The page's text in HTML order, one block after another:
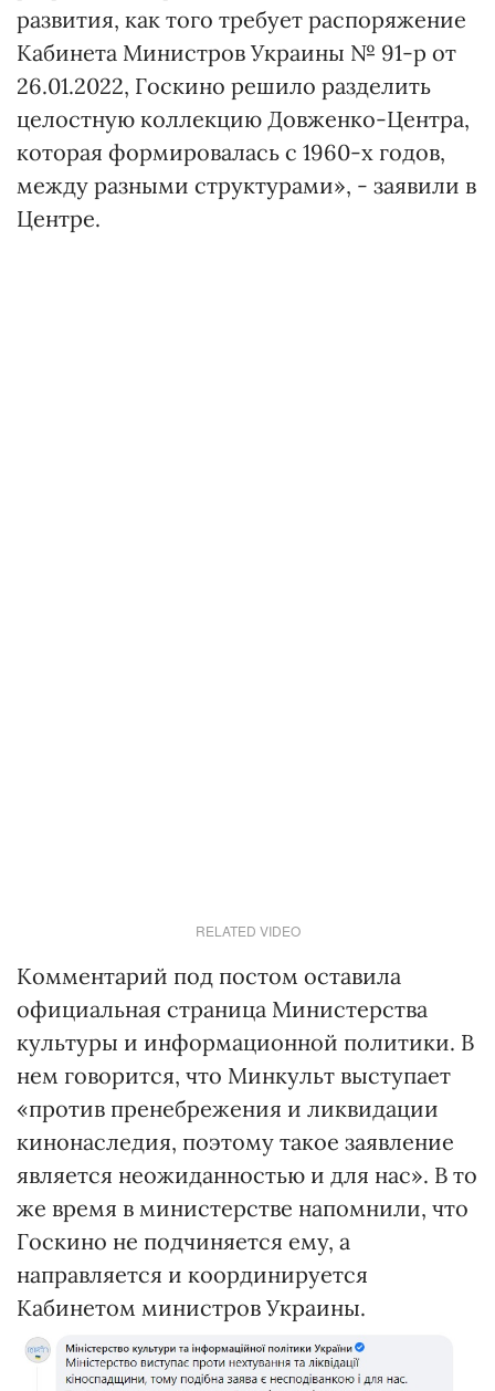
развития, как того требует распоряжение
Кабинета Министров Украины № 91-р от
26.01.2022, Госкино решило разделить
целостную коллекцию Довженко-Центра,
которая формировалась с 1960-х годов,
между разными структурами», - заявили в
Центре.
RELATED VIDEO
Комментарий под постом оставила
официальная страница Министерства
культуры и информационной политики. В
нем говорится, что Минкульт выступает
«против пренебрежения и ликвидации
кинонаследия, поэтому такое заявление
является неожиданностью и для нас». В то
же время в министерстве напомнили, что
Госкино не подчиняется ему, а
направляется и координируется
Кабинетом министров Украины.